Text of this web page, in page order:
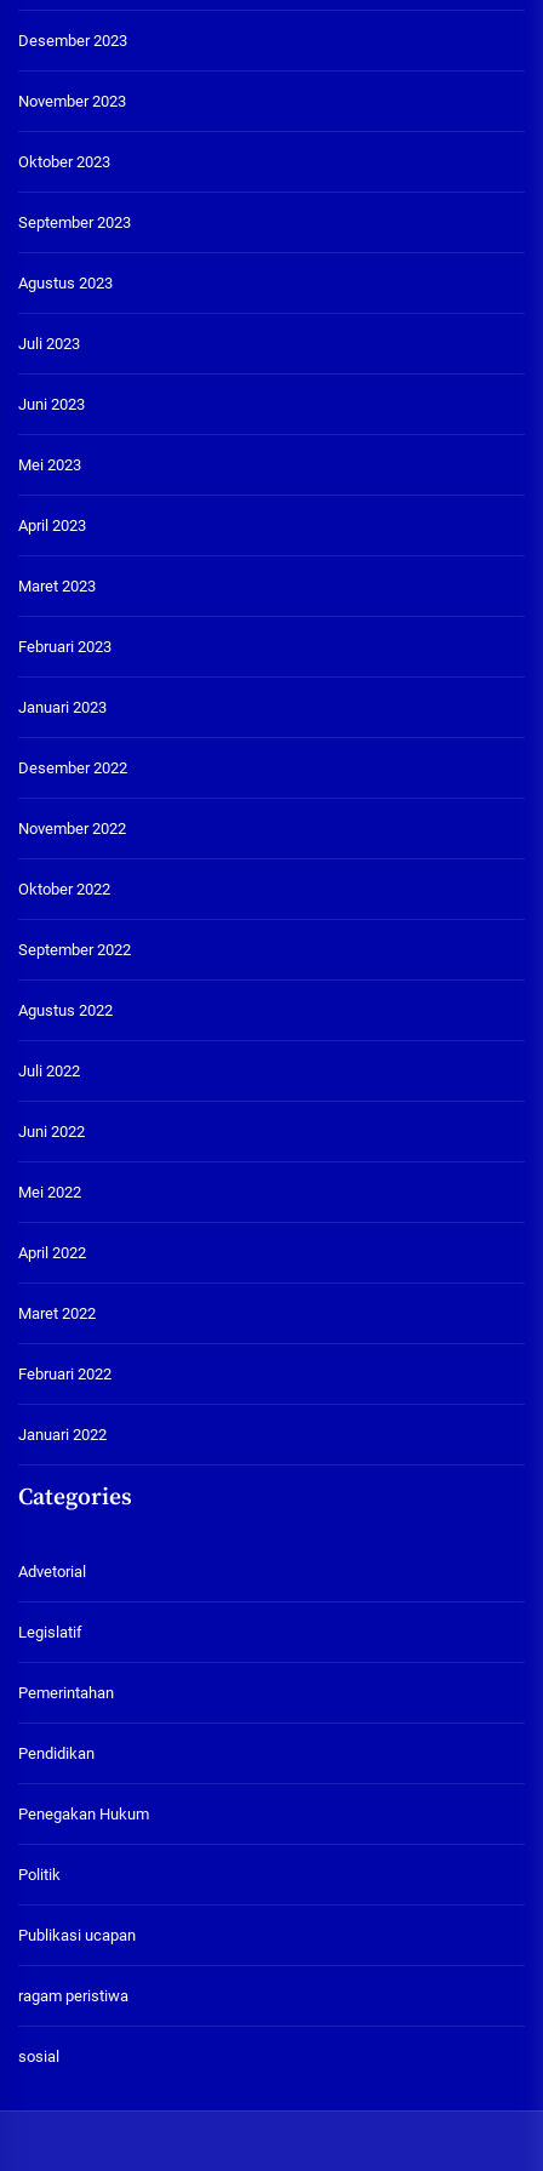
Desember 2023
November 2023
Oktober 2023
September 2023
Agustus 2023
Juli 2023
Juni 2023
Mei 2023
April 2023
Maret 2023
Februari 2023
Januari 2023
Desember 2022
November 2022
Oktober 2022
September 2022
Agustus 2022
Juli 2022
Juni 2022
Mei 2022
April 2022
Maret 2022
Februari 2022
Januari 2022
Categories
Advetorial
Legislatif
Pemerintahan
Pendidikan
Penegakan Hukum
Politik
Publikasi ucapan
ragam peristiwa
sosial